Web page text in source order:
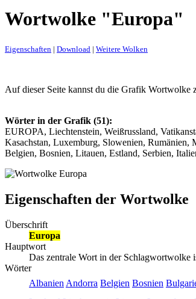
Wortwolke "Europa"
Eigenschaften | Download | Weitere Wolken
Auf dieser Seite kannst du die Grafik Wortwolke
Wörter in der Grafik (51):
EUROPA, Liechtenstein, Weißrussland,
Kasachstan, Luxemburg, Slowenien,
Belgien, Bosnien, Litauen, Estland, Serbien,
Eigenschaften der Wortwolke
Überschrift
Europa
Hauptwort
Das zentrale Wort in der Schlagwortwolke
Wörter
Albanien Andorra Belgien Bosnien